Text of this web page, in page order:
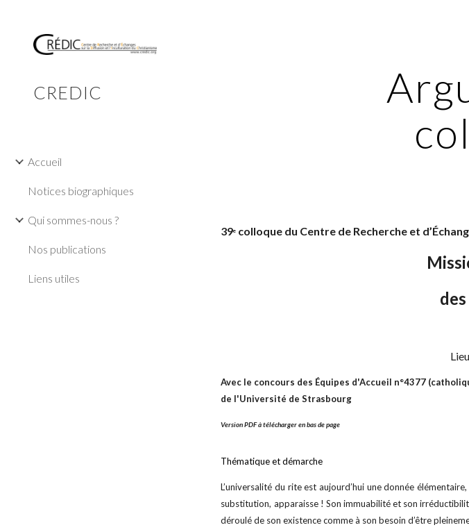
CREDIC
Accueil
Notices biographiques
Qui sommes-nous ?
Nos publications
Liens utiles
39e colloque du Centre de Recherche et
Avec le concours des Équipes d'Accueil n°4377
de l'Université de Strasbourg
Version PDF à télécharger en bas de page
Thématique et démarche
L’universalité du rite est aujourd’hui une donnée
substitution, apparaisse ! Son immuabilité et son
déroulé de son existence comme à son besoin d’être